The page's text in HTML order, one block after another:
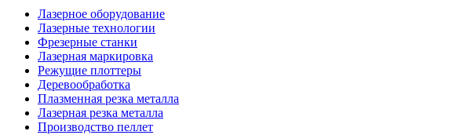
Лазерное оборудование
Лазерные технологии
Фрезерные станки
Лазерная маркировка
Режущие плоттеры
Деревообработка
Плазменная резка металла
Лазерная резка металла
Производство пеллет